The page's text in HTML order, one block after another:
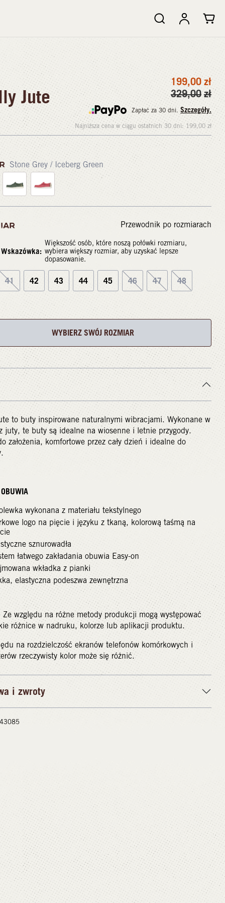
Jute
199,00 zł
329,00 zł
Zapłać za 30 dni. Szczegóły.
Najniższa cena w ciągu ostatnich 30 dni: 199,00 zł
Stone Grey / Iceberg Green
Przewodnik po rozmiarach
Wskazówka:
Większość osób, które noszą połówki rozmiaru,
wybiera większy rozmiar, aby uzyskać lepsze
dopasowanie.
41 42 43 44 45 46 47 48
WYBIERZ SWÓJ ROZMIAR
to buty inspirowane naturalnymi wibracjami. Wykonane w
juty, te buty są idealne na wiosenne i letnie przygody.
założenia, komfortowe przez cały dzień i idealne do
wykonana z materiału tekstylnego
logo na pięcie i języku z tkaną, kolorową taśmą na
sznurowadła
łatwego zakładania obuwia Easy-on
wkładka z pianki
elastyczna podeszwa zewnętrzna
Ze względu na różne metody produkcji mogą występować
różnice w nadruku, kolorze lub aplikacji produktu.
na rozdzielczość ekranów telefonów komórkowych i
rzeczywisty kolor może się różnić.
i zwroty